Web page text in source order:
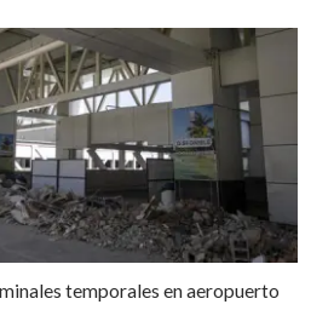
temporales en aeropuerto